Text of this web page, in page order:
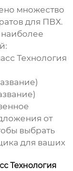
множество
для ПВХ.
Технология
от
выбрать
для ваших
Технология